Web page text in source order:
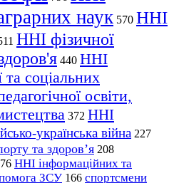
наук 570 ННІ
ННІ фізичної
440 ННІ
та соціальних
освіти,
372 ННІ
українська війна 227
та здоров’я 208
ННІ інформаційних та
ЗСУ 166 спортсмени